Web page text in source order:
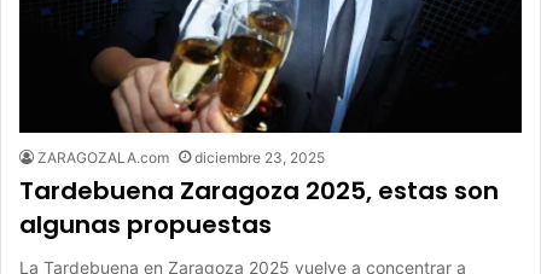
ZARAGOZALA.com diciembre 23, 2025
Tardebuena Zaragoza 2025, estas son
algunas propuestas
La Tardebuena en Zaragoza 2025 vuelve a concentrar a